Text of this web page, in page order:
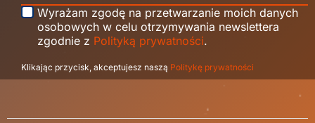
Wyrażam zgodę na przetwarzanie moich danych
osobowych w celu otrzymywania newslettera
zgodnie z Polityką prywatności.
Klikając przycisk, akceptujesz naszą Politykę prywatności